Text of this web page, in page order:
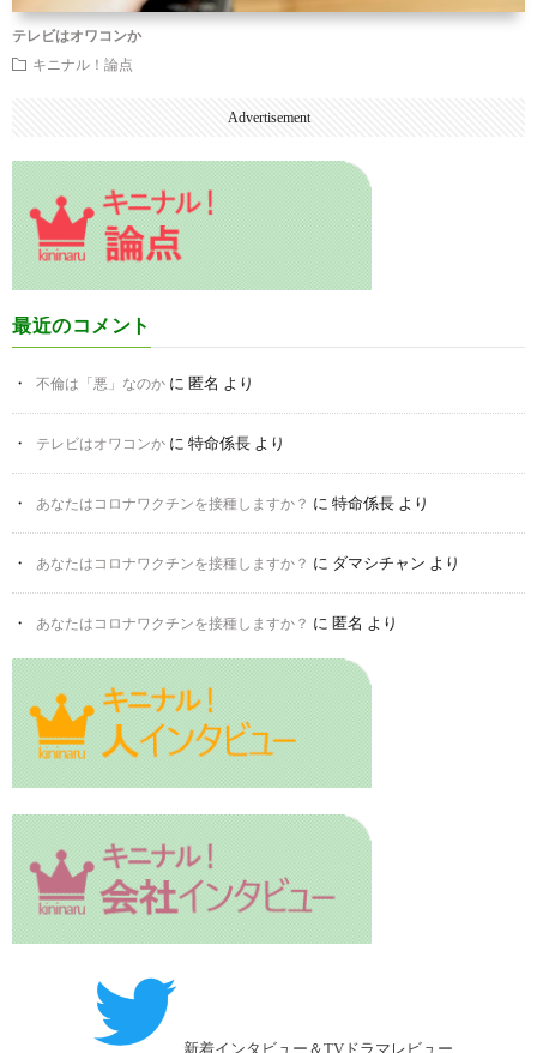
テレビはオワコンか
キニナル！論点
Advertisement
最近のコメント
不倫は「悪」なのか に 匿名 より
テレビはオワコンか に 特命係長 より
あなたはコロナワクチンを接種しますか？ に 特命係長 より
あなたはコロナワクチンを接種しますか？ に ダマシチャン より
あなたはコロナワクチンを接種しますか？ に 匿名 より
新着インタビュー＆TVドラマレビュー